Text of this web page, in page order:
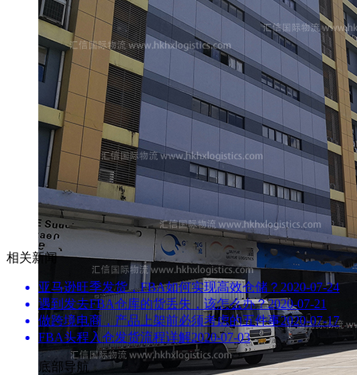
相关新闻
亚马逊旺季发货，FBA如何实现高效仓储？ 2020-07-24
遇到发去FBA仓库的货丢失，该怎么办？2020-07-21
做跨境电商，产品上架前必须考虑的五件事2020-07-17
FBA头程入仓发货流程详解2020-07-03
底部导航